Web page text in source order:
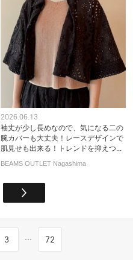
2026.06.13
袖丈が少し長めなので、気になる二の
腕カバーも大丈夫！レースデザインで
肌見せも出来る！トレンドを抑えつ...
BEAMS OUTLET Nagashima
3 ... 72